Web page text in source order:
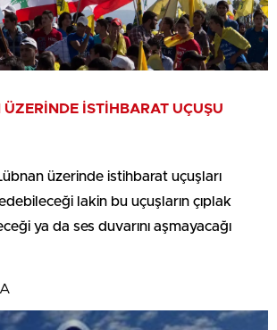
ÜZERİNDE İSTİHBARAT UÇUŞU
üzerinde istihbarat uçuşları
lakin bu uçuşların çıplak
ya da ses duvarını aşmayacağı